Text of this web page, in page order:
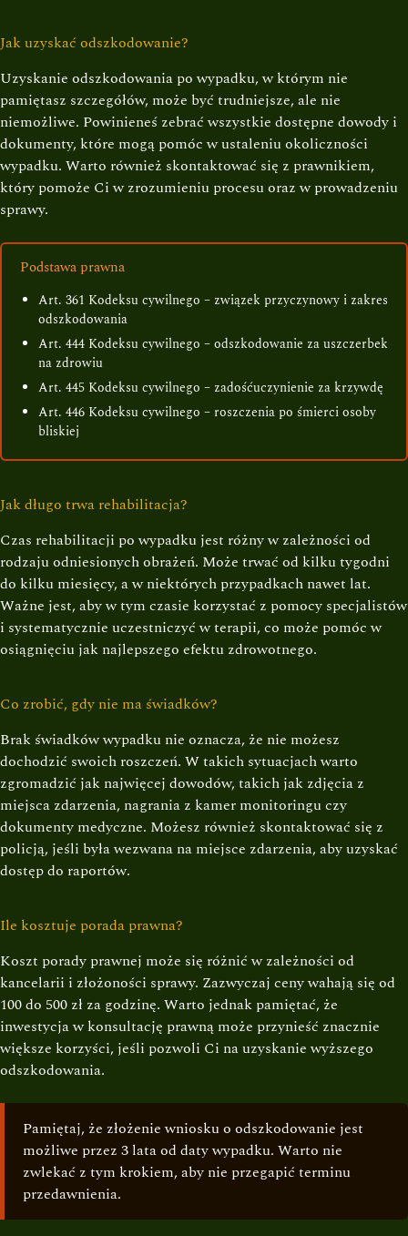
Jak uzyskać odszkodowanie?
Uzyskanie odszkodowania po wypadku, w którym nie
pamiętasz szczegółów, może być trudniejsze, ale nie
niemożliwe. Powinieneś zebrać wszystkie dostępne dowody i
dokumenty, które mogą pomóc w ustaleniu okoliczności
wypadku. Warto również skontaktować się z prawnikiem,
który pomoże Ci w zrozumieniu procesu oraz w prowadzeniu
sprawy.
Podstawa prawna
Art. 361 Kodeksu cywilnego – związek przyczynowy i zakres
odszkodowania
Art. 444 Kodeksu cywilnego – odszkodowanie za uszczerbek
na zdrowiu
Art. 445 Kodeksu cywilnego – zadośćuczynienie za krzywdę
Art. 446 Kodeksu cywilnego – roszczenia po śmierci osoby
bliskiej
Jak długo trwa rehabilitacja?
Czas rehabilitacji po wypadku jest różny w zależności od
rodzaju odniesionych obrażeń. Może trwać od kilku tygodni
do kilku miesięcy, a w niektórych przypadkach nawet lat.
Ważne jest, aby w tym czasie korzystać z pomocy specjalistów
i systematycznie uczestniczyć w terapii, co może pomóc w
osiągnięciu jak najlepszego efektu zdrowotnego.
Co zrobić, gdy nie ma świadków?
Brak świadków wypadku nie oznacza, że nie możesz
dochodzić swoich roszczeń. W takich sytuacjach warto
zgromadzić jak najwięcej dowodów, takich jak zdjęcia z
miejsca zdarzenia, nagrania z kamer monitoringu czy
dokumenty medyczne. Możesz również skontaktować się z
policją, jeśli była wezwana na miejsce zdarzenia, aby uzyskać
dostęp do raportów.
Ile kosztuje porada prawna?
Koszt porady prawnej może się różnić w zależności od
kancelarii i złożoności sprawy. Zazwyczaj ceny wahają się od
100 do 500 zł za godzinę. Warto jednak pamiętać, że
inwestycja w konsultację prawną może przynieść znacznie
większe korzyści, jeśli pozwoli Ci na uzyskanie wyższego
odszkodowania.
Pamiętaj, że złożenie wniosku o odszkodowanie jest
możliwe przez 3 lata od daty wypadku. Warto nie
zwlekać z tym krokiem, aby nie przegapić terminu
przedawnienia.